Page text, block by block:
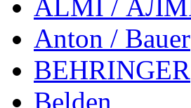
ALMI /
Anton / Bauer
BEHRINGER
Belden